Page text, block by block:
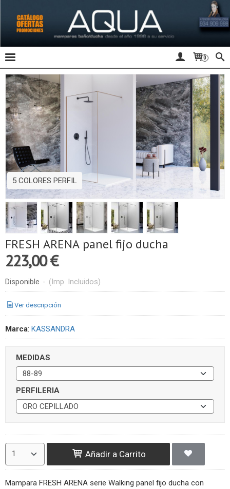
0
5 COLORES PERFIL
FRESH ARENA panel fijo ducha
223,00 €
Disponible - (Imp. Incluidos)
Ver descripción
Marca: KASSANDRA
MEDIDAS
PERFILERIA
Añadir a Carrito
Mampara FRESH ARENA serie Walking panel fijo ducha con